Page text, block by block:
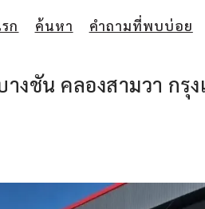
ก ค้นหา คำถามที่พบบ่อย
างชัน คลองสามวา กรุ